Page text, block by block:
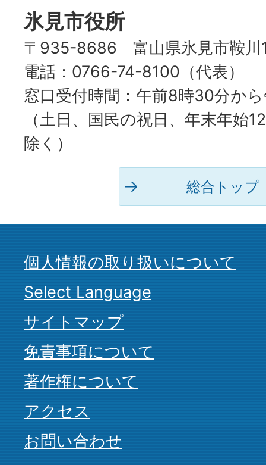
氷見市役所
〒935-8686 富山県氷見市鞍川
電話：0766-74-8100（代表）
窓口受付時間：午前8時30分か
（土日、国民の祝日、年末年始
除く）
総合トップ
個人情報の取り扱いについて
Select Language
サイトマップ
免責事項について
著作権について
アクセス
お問い合わせ